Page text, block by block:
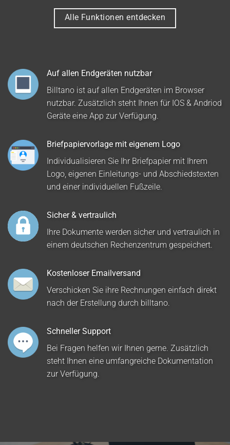
Alle Funktionen entdecken
Auf allen Endgeräten nutzbar
Billtano ist auf allen Endgeräten im Browser
nutzbar. Zusätzlich steht Ihnen für IOS & Andriod
Geräte eine App zur Verfügung.
Briefpapiervorlage mit eigenem Logo
Individualisieren Sie Ihr Briefpapier mit Ihrem
Logo, eigenen Einleitungs- und Abschiedstexten
und einer individuellen Fußzeile.
Sicher & vertraulich
Ihre Dokumente werden sicher und vertraulich in
einem deutschen Rechenzentrum gespeichert.
Kostenloser Emailversand
Verschicken Sie ihre Rechnungen einfach direkt
nach der Erstellung durch billtano.
Schneller Support
Bei Fragen helfen wir Ihnen gerne. Zusätzlich
steht Ihnen eine umfangreiche Dokumentation
zur Verfügung.